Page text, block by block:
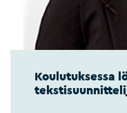
Koulutuksessa